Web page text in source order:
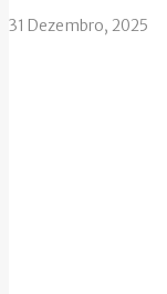
31 Dezembro, 2025